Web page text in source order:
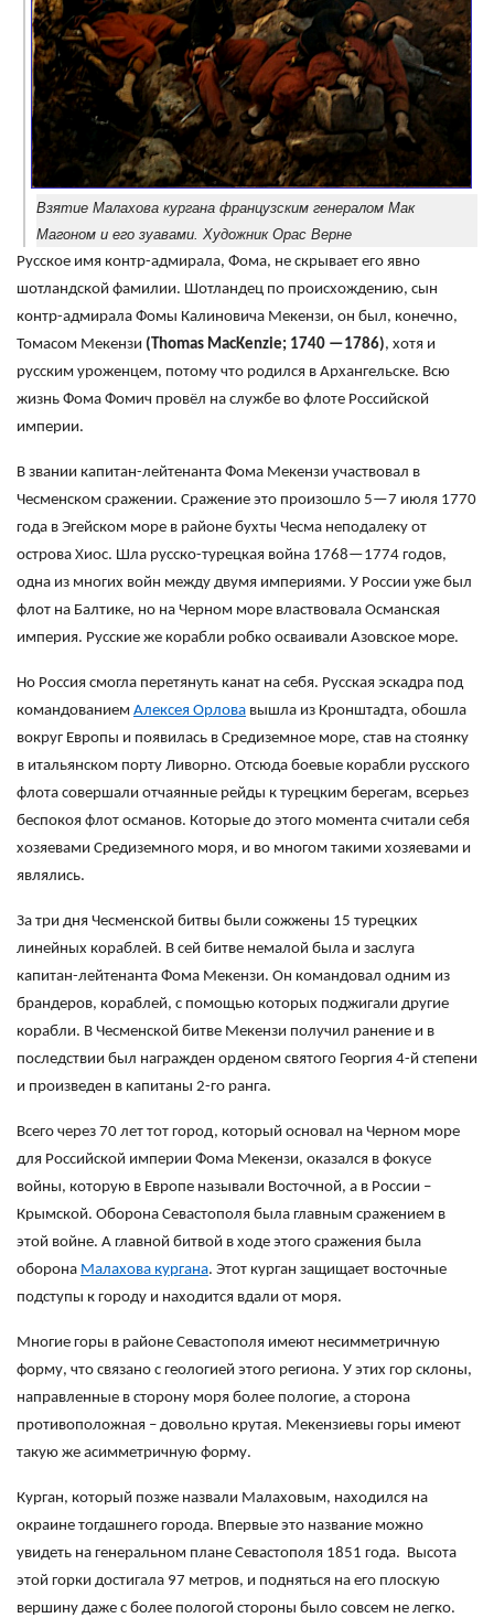
Взятие Малахова кургана французским генералом Мак
Магоном и его зуавами. Художник Орас Верне
Русское имя контр-адмирала, Фома, не скрывает его явно
шотландской фамилии. Шотландец по происхождению, сын
контр-адмирала Фомы Калиновича Мекензи, он был, конечно,
Томасом Мекензи (Thomas MacKenzie; 1740 —1786), хотя и
русским уроженцем, потому что родился в Архангельске. Всю
жизнь Фома Фомич провёл на службе во флоте Российской
империи.
В звании капитан-лейтенанта Фома Мекензи участвовал в
Чесменском сражении. Сражение это произошло 5—7 июля 1770
года в Эгейском море в районе бухты Чесма неподалеку от
острова Хиос. Шла русско-турецкая война 1768—1774 годов,
одна из многих войн между двумя империями. У России уже был
флот на Балтике, но на Черном море властвовала Османская
империя. Русские же корабли робко осваивали Азовское море.
Но Россия смогла перетянуть канат на себя. Русская эскадра под
командованием Алексея Орлова вышла из Кронштадта, обошла
вокруг Европы и появилась в Средиземное море, став на стоянку
в итальянском порту Ливорно. Отсюда боевые корабли русского
флота совершали отчаянные рейды к турецким берегам, всерьез
беспокоя флот османов. Которые до этого момента считали себя
хозяевами Средиземного моря, и во многом такими хозяевами и
являлись.
За три дня Чесменской битвы были сожжены 15 турецких
линейных кораблей. В сей битве немалой была и заслуга
капитан-лейтенанта Фома Мекензи. Он командовал одним из
брандеров, кораблей, с помощью которых поджигали другие
корабли. В Чесменской битве Мекензи получил ранение и в
последствии был награжден орденом святого Георгия 4-й степени
и произведен в капитаны 2-го ранга.
Всего через 70 лет тот город, который основал на Черном море
для Российской империи Фома Мекензи, оказался в фокусе
войны, которую в Европе называли Восточной, а в России –
Крымской. Оборона Севастополя была главным сражением в
этой войне. А главной битвой в ходе этого сражения была
оборона Малахова кургана. Этот курган защищает восточные
подступы к городу и находится вдали от моря.
Многие горы в районе Севастополя имеют несимметричную
форму, что связано с геологией этого региона. У этих гор склоны,
направленные в сторону моря более пологие, а сторона
противоположная – довольно крутая. Мекензиевы горы имеют
такую же асимметричную форму.
Курган, который позже назвали Малаховым, находился на
окраине тогдашнего города. Впервые это название можно
увидеть на генеральном плане Севастополя 1851 года. Высота
этой горки достигала 97 метров, и подняться на его плоскую
вершину даже с более пологой стороны было совсем не легко.